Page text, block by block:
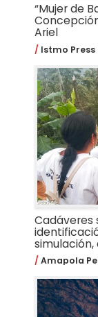
“Mujer de
Ariel
Istmo Press
Cadáveres
Amapola